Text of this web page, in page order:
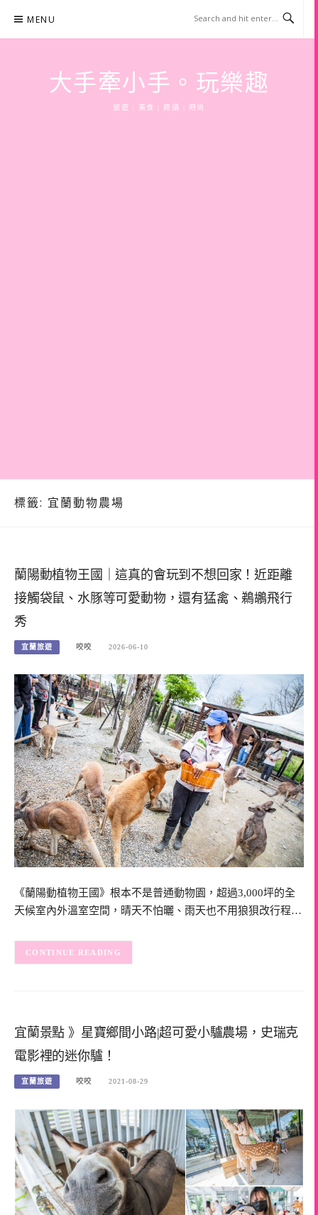
content
MENU
大手牽小手。玩樂趣
旅遊 | 美食 | 商攝 | 時尚
標籤: 宜蘭動物農場
蘭陽動植物王國｜這真的會玩到不想回家！近距離
接觸袋鼠、水豚等可愛動物，還有猛禽、鵜鶘飛行
秀
宜蘭旅遊 咬咬 2026-06-10
《蘭陽動植物王國》根本不是普通動物園，超過3,000坪的全
天候室內外溫室空間，晴天不怕曬、雨天也不用狼狽改行程…
CONTINUE READING
宜蘭景點 》星寶鄉間小路|超可愛小驢農場，史瑞克
電影裡的迷你驢！
宜蘭旅遊 咬咬 2021-08-29